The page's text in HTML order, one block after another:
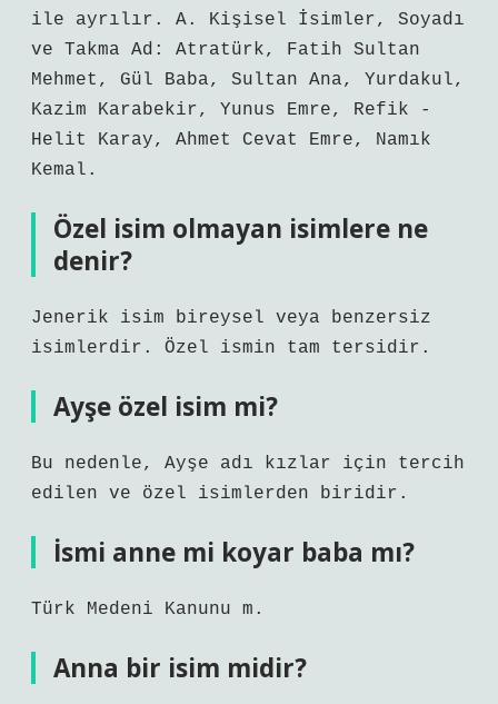
ile ayrılır. A. Kişisel İsimler, Soyadı
ve Takma Ad: Atratürk, Fatih Sultan
Mehmet, Gül Baba, Sultan Ana, Yurdakul,
Kazim Karabekir, Yunus Emre, Refik -
Helit Karay, Ahmet Cevat Emre, Namık
Kemal.
Özel isim olmayan isimlere ne
denir?
Jenerik isim bireysel veya benzersiz
isimlerdir. Özel ismin tam tersidir.
Ayşe özel isim mi?
Bu nedenle, Ayşe adı kızlar için tercih
edilen ve özel isimlerden biridir.
İsmi anne mi koyar baba mı?
Türk Medeni Kanunu m.
Anna bir isim midir?